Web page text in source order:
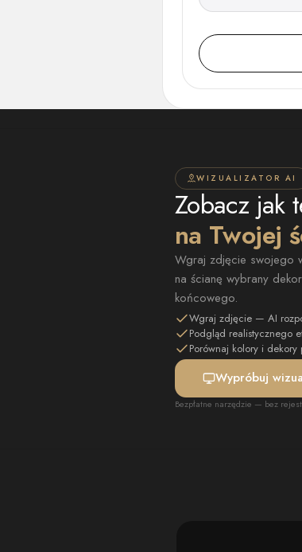
WIZUALIZATOR AI
Zobacz jak
na Twojej
Wgraj zdjęcie swojego
na ścianę wybrany
końcowego.
Wgraj zdjęcie — AI
Podgląd realistycznego
Porównaj kolory i
Wypróbuj
Bezpłatne narzędzie — bez